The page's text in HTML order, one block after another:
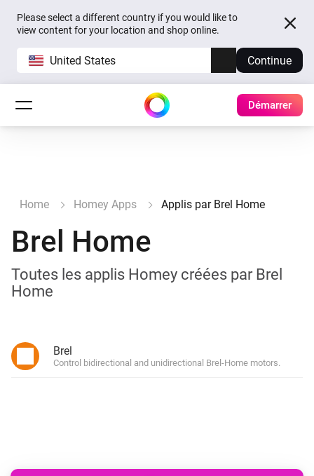
Please select a different country if you would like to
view content for your location and shop online.
United States Continue
Démarrer
Home Homey Apps Applis par Brel Home
Brel Home
Toutes les applis Homey créées par Brel
Home
Brel
Control bidirectional and unidirectional Brel-Home motors.